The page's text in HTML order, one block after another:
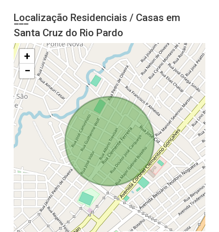
Localização Residenciais / Casas em
Santa Cruz do Rio Pardo
+
−